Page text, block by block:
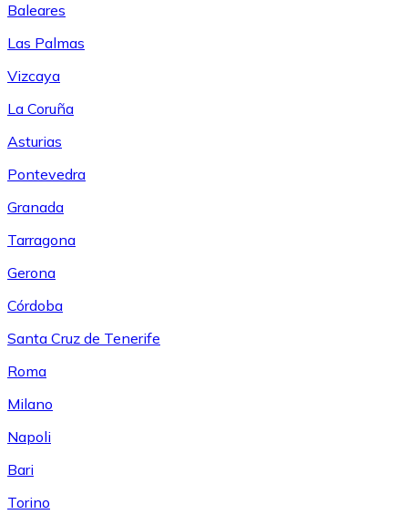
Baleares
Las Palmas
Vizcaya
La Coruña
Asturias
Pontevedra
Granada
Tarragona
Gerona
Córdoba
Santa Cruz de Tenerife
Roma
Milano
Napoli
Bari
Torino